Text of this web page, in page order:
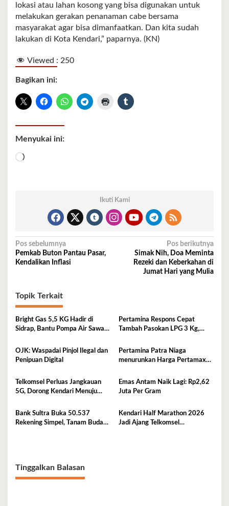
lokasi atau lahan kosong yang bisa digunakan untuk
melakukan gerakan penanaman cabe bersama
masyarakat agar bisa dimanfaatkan. Dan kita sudah
lakukan di Kota Kendari,” paparnya. (KN)
Viewed : 250
Bagikan ini:
Menyukai ini:
Memuat...
Ikuti Kami
Navigasi
pos
Pos sebelumnya
Pemkab Buton Pantau Pasar,
Kendalikan Inflasi
Pos berikutnya
Simak Nih, Doa Meminta
Rezeki dan Keberkahan di
Jumat Hari yang Mulia
Topik Terkait
Bright Gas 5,5 KG Hadir di
Sidrap, Bantu Pompa Air Sawah
Elpiji 3 Kg
Pertamina Respons Cepat
Tambah Pasokan LPG 3 Kg,
Selatan Berlangsung Kondusif
OJK: Waspadai Pinjol Ilegal dan
Penipuan Digital
Pertamina Patra Niaga
menurunkan Harga Pertamax
Telkomsel Perluas Jangkauan
5G, Dorong Kendari Menuju
Emas Antam Naik Lagi: Rp2,62
Juta Per Gram
Bank Sultra Buka 50.537
Rekening Simpel, Tanam Budaya
Kendari Half Marathon 2026
Jadi Ajang Telkomsel
Tinggalkan Balasan